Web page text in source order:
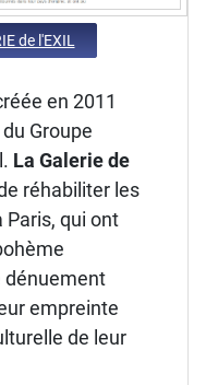
de l'EXIL
en 2011
Groupe
La Galerie de
réhabiliter les
qui ont
dénuement
empreinte
de leur